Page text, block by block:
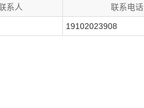
系人 联系电话
19102023908